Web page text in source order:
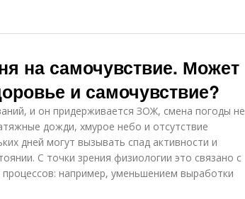
на самочувствие. Может
и самочувствие?
и он придерживается ЗОЖ, смена погоды не
дожди, хмурое небо и отсутствие
дней могут вызывать спад активности и
С точки зрения физиологии это связано с
например, уменьшением выработки